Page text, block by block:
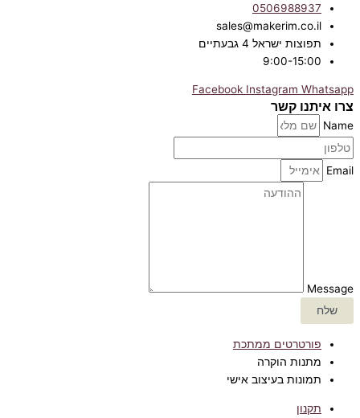
0506988937
sales@makerim.co.il
תפוצות ישראל 4 גבעתיים
9:00-15:00
Facebook Instagram Whatsapp
צרו איתנו קשר
Name
Email
Message
שלח
פורטרטים ממתכת
מתנות הוקרה
תמונות בעיצוב אישי
תקנון